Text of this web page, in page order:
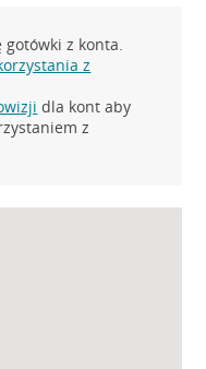
gotówki z konta.
z
dla kont aby
z